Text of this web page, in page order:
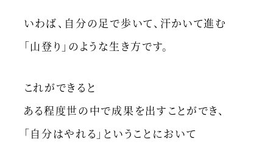
いわば、自分の足で歩いて、汗かいて進む
「山登り」のような生き方です。
これができると
ある程度世の中で成果を出すことができ、
「自分はやれる」ということにおいて